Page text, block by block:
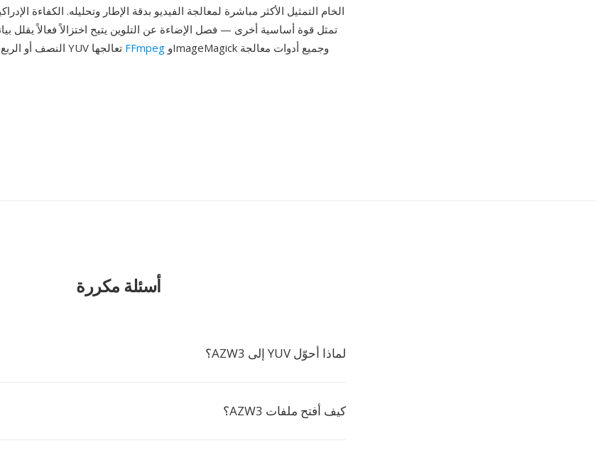
FFmpeg
أسئلة مكررة
لماذا أحوّل YUV إلى AZW3؟
كيف أفتح ملفات AZW3؟